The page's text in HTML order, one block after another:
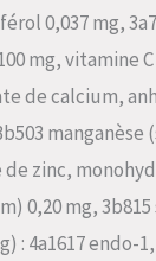
0,037 mg,
mg, vitamine C
de calcium,
manganèse
zinc,
0,20 mg,
4a1617 endo-